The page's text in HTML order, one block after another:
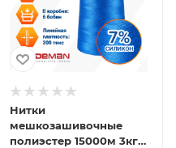
Нитки
мешкозашивочные
полиэстер 15000м 3кг